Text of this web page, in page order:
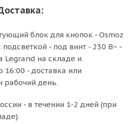
блок для кнопок - Osmoz
- под винт - 230 В~ -
Legrand на складе и
- доставка или
рабочий день.
- в течении 1-2 дней (при